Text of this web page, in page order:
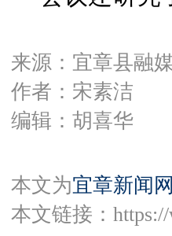
来源：宜章县融
作者：宋素洁
编辑：胡喜华
本文为宜章新闻网
本文链接：